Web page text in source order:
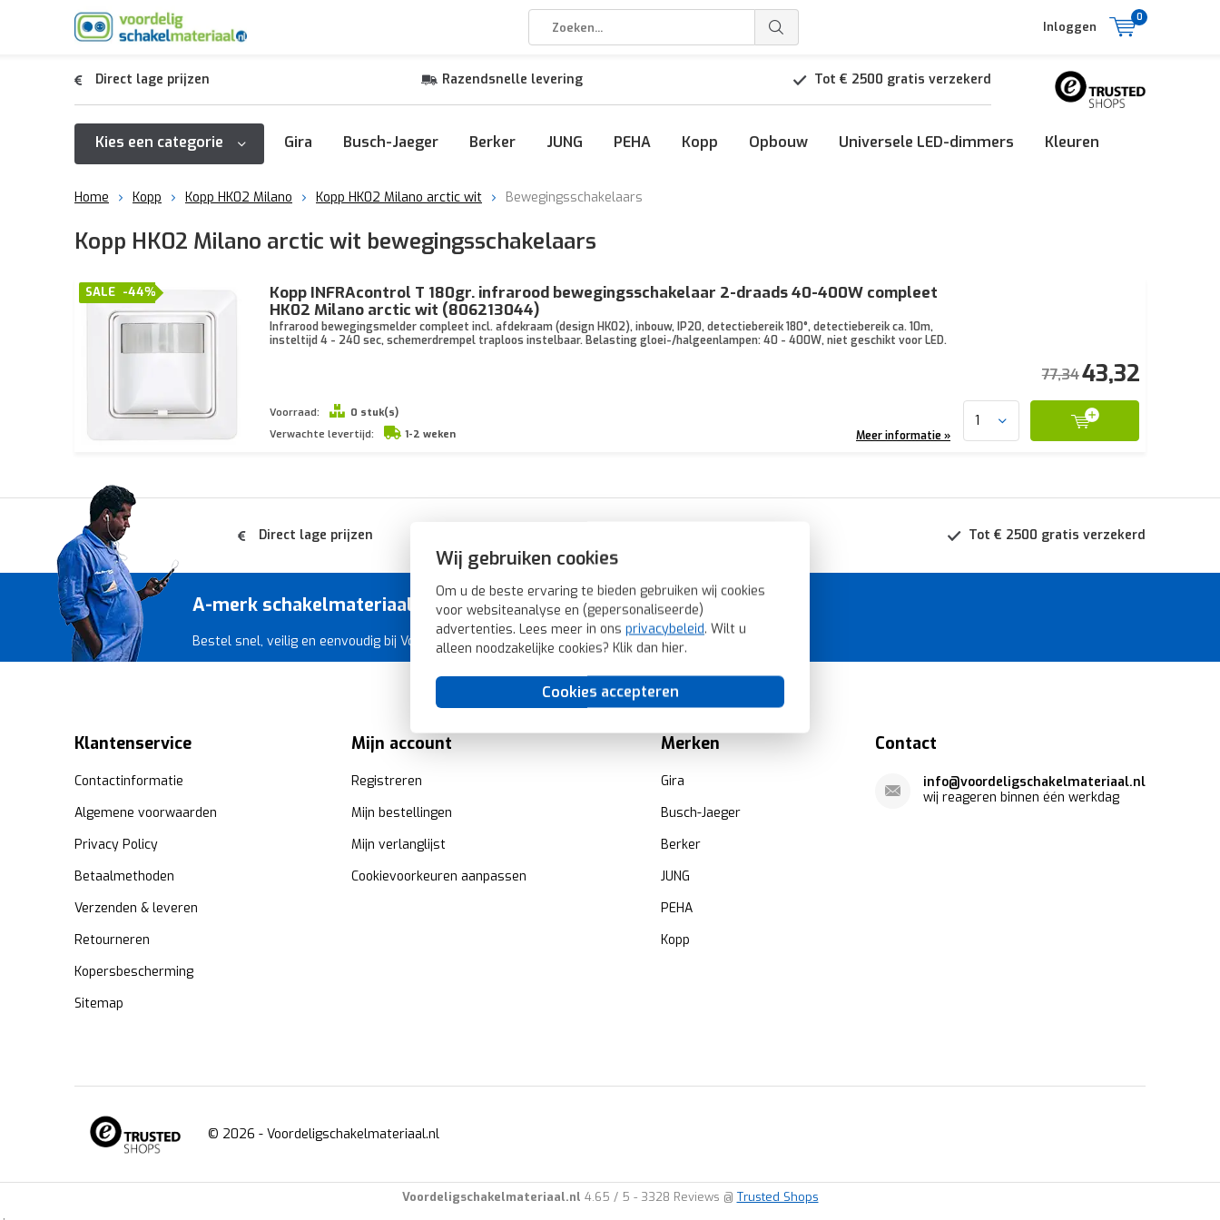
Wij gebruiken cookies
Om u de beste ervaring te bieden gebruiken wij cookies
voor websiteanalyse en (gepersonaliseerde)
advertenties. Lees meer in ons privacybeleid. Wilt u
alleen noodzakelijke cookies? Klik dan hier.
Cookies accepteren
Inloggen
0
Direct lage prijzen Razendsnelle levering Tot € 2500 gratis verzekerd
Kies een categorie Gira Busch-Jaeger Berker JUNG PEHA Kopp Opbouw Universele LED-dimmers Kleuren
Home Kopp Kopp HK02 Milano Kopp HK02 Milano arctic wit Bewegingsschakelaars
Kopp HK02 Milano arctic wit bewegingsschakelaars
-44%
SALE
Kopp INFRAcontrol T 180gr. infrarood bewegingsschakelaar 2-draads 40-400W compleet
HK02 Milano arctic wit (806213044)
Infrarood bewegingsmelder compleet incl. afdekraam (design HK02), inbouw, IP20, detectiebereik 180°, detectiebereik ca. 10m,
insteltijd 4 - 240 sec, schemerdrempel traploos instelbaar. Belasting gloei-/halgeenlampen: 40 - 400W, niet geschikt voor LED.
Voorraad:
0 stuk(s)
Verwachte levertijd:
1-2 weken
77,3443,32
Meer informatie »
Direct lage prijzen Tot € 2500 gratis verzekerd
A-merk schakelmateriaal voor de laagste prijs.
Bestel snel, veilig en eenvoudig bij Voordeligschakelmateriaal.nl.
Klantenservice
Contactinformatie
Algemene voorwaarden
Privacy Policy
Betaalmethoden
Verzenden & leveren
Retourneren
Kopersbescherming
Sitemap
Mijn account
Registreren
Mijn bestellingen
Mijn verlanglijst
Cookievoorkeuren aanpassen
Merken
Gira
Busch-Jaeger
Berker
JUNG
PEHA
Kopp
Contact
info@voordeligschakelmateriaal.nl
wij reageren binnen één werkdag
© 2026 - Voordeligschakelmateriaal.nl
Voordeligschakelmateriaal.nl 4.65 / 5 - 3328 Reviews @ Trusted Shops